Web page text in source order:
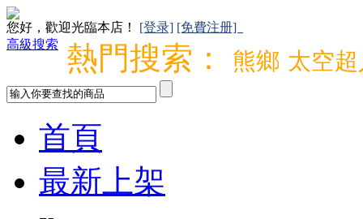
您好，歡迎光臨本店！ [登录] [免費注册]
高級搜索
熱門搜索： 熊鄉 太空
首頁
最新上架